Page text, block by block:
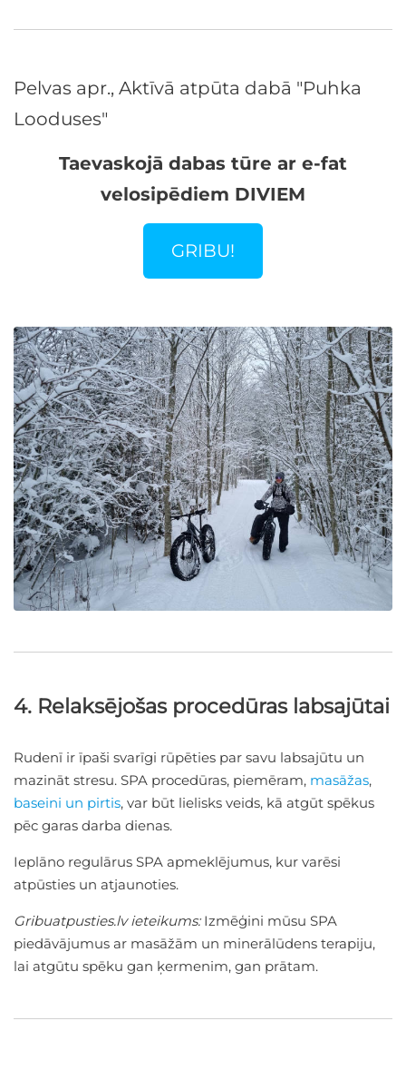
Pelvas apr., Aktīvā atpūta dabā "Puhka
Looduses"
Taevaskojā dabas tūre ar e-fat
velosipēdiem DIVIEM
GRIBU!
4. Relaksējošas procedūras labsajūtai
Rudenī ir īpaši svarīgi rūpēties par savu labsajūtu un
mazināt stresu. SPA procedūras, piemēram, masāžas,
baseini un pirtis, var būt lielisks veids, kā atgūt spēkus
pēc garas darba dienas.
Ieplāno regulārus SPA apmeklējumus, kur varēsi
atpūsties un atjaunoties.
Gribuatpusties.lv ieteikums:Izmēģini mūsu SPA
piedāvājumus ar masāžām un minerālūdens terapiju,
lai atgūtu spēku gan ķermenim, gan prātam.